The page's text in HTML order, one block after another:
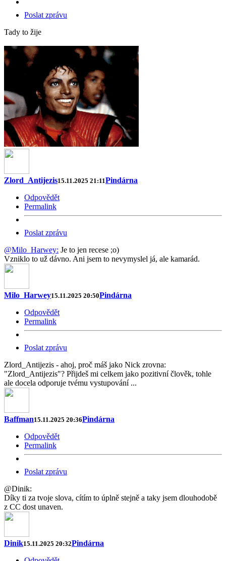
Poslat zprávu
Tady to žije
Zlord_Antijezis15.11.2025 21:11Pindárna
Odpovědět
Permalink
Poslat zprávu
@Milo_Harwey: Je to jen recese ;o)
Vzniklo to už dávno. Ani jsem to nevymyslel já, ale kamarád.
Milo_Harwey15.11.2025 20:50Pindárna
Odpovědět
Permalink
Poslat zprávu
Zlord_Antijezis - ahoj, proč máš jako Nick zrovna:
"Zlord_Antijezis"? Přijdeš mi celkem jako pozitivní člověk, tohle
ale docela odporuje tvému vystupování ...
Baffman15.11.2025 20:36Pindárna
Odpovědět
Permalink
Poslat zprávu
@Dinik:
Díky ti za tvoje slova, cítím to úplně stejně a taky jsem dlouhodobě
z CC dost unaven.
Dinik15.11.2025 20:32Pindárna